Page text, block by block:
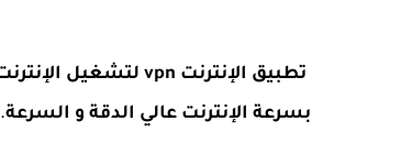
تطبيق الإنترنت vpn لتشغيل الإنترنت على الهاتف في جميع الدول العربية
بسرعة الإنترنت عالي الدقة و السرعة.